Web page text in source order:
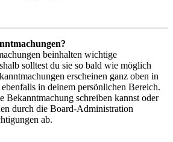
beinhalten wichtige
solltest du sie so bald wie möglich
erscheinen ganz oben in
in deinem persönlichen Bereich.
Bekanntmachung schreiben kannst oder
durch die Board-Administration
ab.